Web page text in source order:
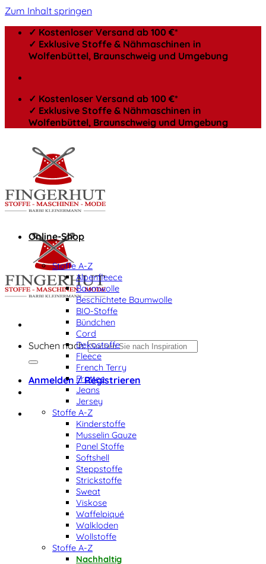
Zum Inhalt springen
✓ Kostenloser Versand ab 100 €*
✓ Exklusive Stoffe & Nähmaschinen in
Wolfenbüttel, Braunschweig und Umgebung
✓ Kostenloser Versand ab 100 €*
✓ Exklusive Stoffe & Nähmaschinen in
Wolfenbüttel, Braunschweig und Umgebung
Suchen nach:
Anmelden / Registrieren
Online-Shop
Stoffe A-Z
Alpenfleece
Baumwolle
Beschichtete Baumwolle
BIO-Stoffe
Bündchen
Cord
Dekostoffe
Fleece
French Terry
Frottee
Jeans
Jersey
Stoffe A-Z
Kinderstoffe
Musselin Gauze
Panel Stoffe
Softshell
Steppstoffe
Strickstoffe
Sweat
Viskose
Waffelpiqué
Walkloden
Wollstoffe
Stoffe A-Z
Nachhaltig